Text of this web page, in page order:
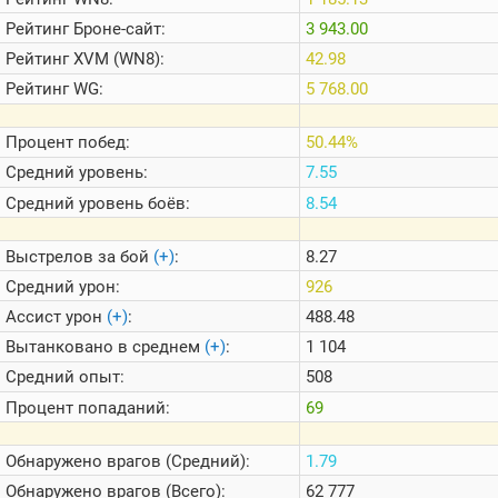
Теlegram
ВК
Портал
Мира
РейтингБроне-сайт:
РейтингXVM (WN8):
РейтингWG:
Процент побед:
Средний уровень:
Средний уровень боёв:
Выстрелов за бой (+):
Средний урон:
Ассист урон (+):
Вытанковано в среднем (+):
Средний опыт:
Процент попаданий:
Обнаружено врагов (Средний):
Обнаружено врагов (Всего):
3 943.00
42.98
5 768.00
50.44%
7.55
8.54
8.27
926
488.48
1 104
508
69
1.79
62 777